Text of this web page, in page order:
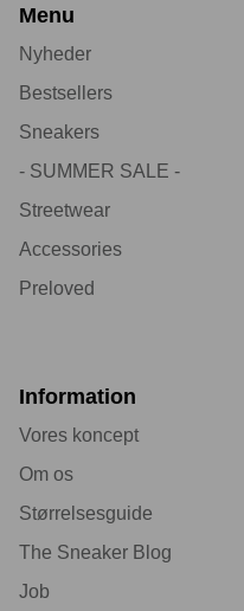
Menu
Nyheder
Bestsellers
Sneakers
- SUMMER SALE -
Streetwear
Accessories
Preloved
Information
Vores koncept
Om os
Størrelsesguide
The Sneaker Blog
Job